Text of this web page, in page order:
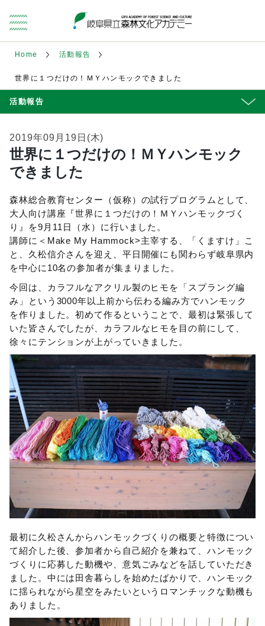
Home 活動報告
世界に１つだけの！ＭＹハンモックできました
活動報告
2019年09月19日(木)
世界に１つだけの！ＭＹハンモック
できました
森林総合教育センター（仮称）の試行プログラムとして、
大人向け講座『世界に１つだけの！ＭＹハンモックづく
り』を9月11日（水）に行いました。
講師に＜Make My Hammock>主宰する、「くますけ」こ
と、久松信介さんを迎え、平日開催にも関わらず岐阜県内
を中心に10名の参加者が集まりました。
今回は、カラフルなアクリル製のヒモを「スプラング編
み」という3000年以上前から伝わる編み方でハンモック
を作りました。初めて作るということで、最初は緊張して
いた皆さんでしたが、カラフルなヒモを目の前にして、
徐々にテンションが上がっていきました。
最初に久松さんからハンモックづくりの概要と特徴につい
て紹介した後、参加者から自己紹介を兼ねて、ハンモック
づくりに応募した動機や、意気ごみなどを話していただき
ました。中には田舎暮らしを始めたばかりで、ハンモック
に揺られながら星空をみたいというロマンチックな動機も
ありました。